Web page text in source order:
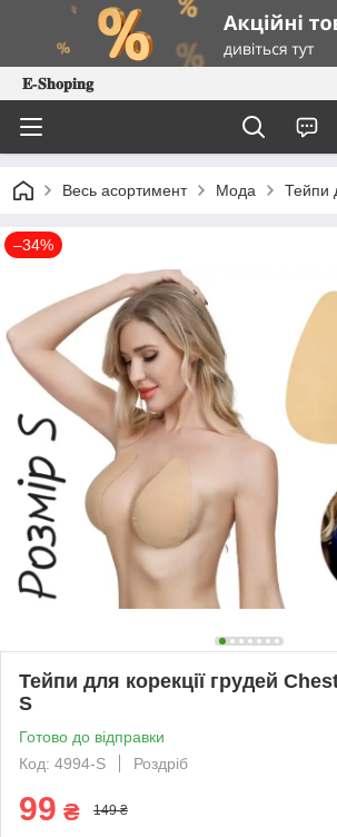
𝐄-𝐒𝐡𝐨𝐩𝐢𝐧𝐠
Весь асортимент Мода Тейпи
–34%
Тейпи для корекції грудей
S
Готово до відправки
Код: 4994-S
Роздріб
99 ₴ 149 ₴